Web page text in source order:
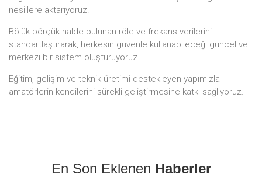
nesillere aktarıyoruz.
Bölük pörçük halde bulunan röle ve frekans verilerini
standartlaştırarak, herkesin güvenle kullanabileceği güncel ve
merkezi bir sistem oluşturuyoruz.
Eğitim, gelişim ve teknik üretimi destekleyen yapımızla
amatörlerin kendilerini sürekli geliştirmesine katkı sağlıyoruz.
En Son Eklenen Haberler